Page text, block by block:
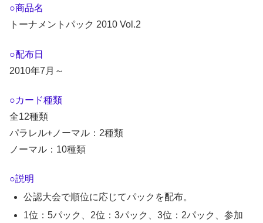
○商品名
トーナメントパック 2010 Vol.2
○配布日
2010年7月～
○カード種類
全12種類
パラレル+ノーマル：2種類
ノーマル：10種類
○説明
公認大会で順位に応じてパックを配布。
1位：5パック、2位：3パック、3位：2パック、参加